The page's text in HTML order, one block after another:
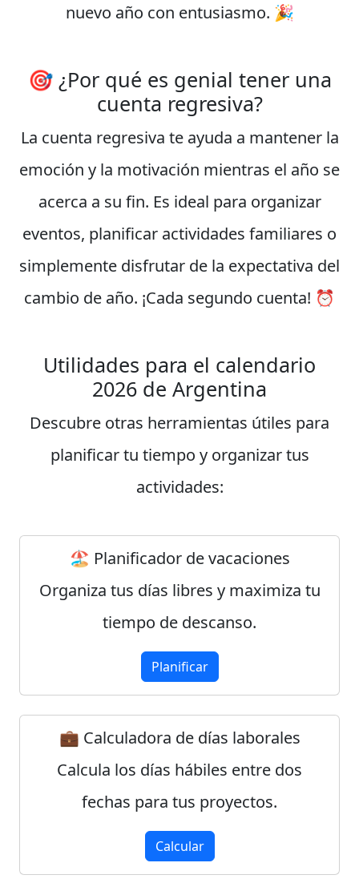
nuevo año con entusiasmo. 🎉
🎯 ¿Por qué es genial tener una
cuenta regresiva?
La cuenta regresiva te ayuda a mantener la
emoción y la motivación mientras el año se
acerca a su fin. Es ideal para organizar
eventos, planificar actividades familiares o
simplemente disfrutar de la expectativa del
cambio de año. ¡Cada segundo cuenta! ⏰
Utilidades para el calendario
2026 de Argentina
Descubre otras herramientas útiles para
planificar tu tiempo y organizar tus
actividades:
🏖️ Planificador de vacaciones
Organiza tus días libres y maximiza tu
tiempo de descanso.
Planificar
💼 Calculadora de días laborales
Calcula los días hábiles entre dos
fechas para tus proyectos.
Calcular